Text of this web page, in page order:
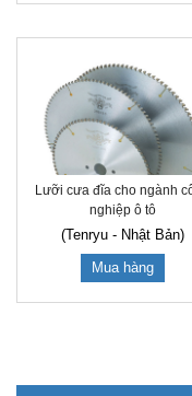
Lưỡi cưa đĩa cho ngành
nghiệp ô tô
(Tenryu - Nhật Bản)
Mua hàng